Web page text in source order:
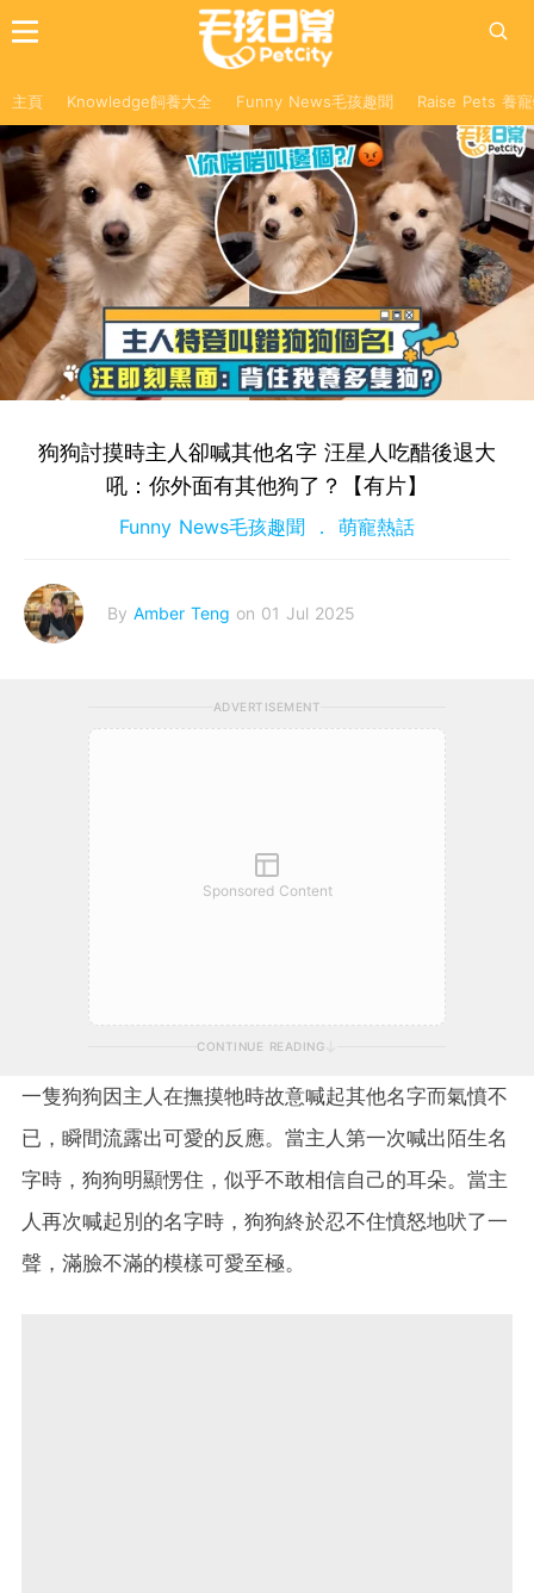
主頁 Knowledge飼養大全 Funny News毛孩趣聞 Raise Pets 養
狗狗討摸時主人卻喊其他名字 汪星人吃醋後退大
吼：你外面有其他狗了？【有片】
Funny News毛孩趣聞 萌寵熱話
By Amber Teng on 01 Jul 2025
ADVERTISEMENT
Sponsored Content
CONTINUE READING
一隻狗狗因主人在撫摸牠時故意喊起其他名字而氣憤不
已，瞬間流露出可愛的反應。當主人第一次喊出陌生名
字時，狗狗明顯愣住，似乎不敢相信自己的耳朵。當主
人再次喊起別的名字時，狗狗終於忍不住憤怒地吠了一
聲，滿臉不滿的模樣可愛至極。